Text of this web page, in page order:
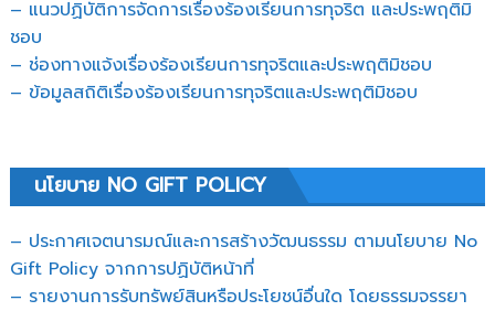
– แนวปฏิบัติการจัดการเรื่องร้องเรียนการทุจริต และประพฤติมิ
ชอบ
– ช่องทางแจ้งเรื่องร้องเรียนการทุจริตและประพฤติมิชอบ
– ข้อมูลสถิติเรื่องร้องเรียนการทุจริตและประพฤติมิชอบ
นโยบาย NO GIFT POLICY
– ประกาศเจตนารมณ์และการสร้างวัฒนธรรม ตามนโยบาย No
Gift Policy จากการปฏิบัติหน้าที่
– รายงานการรับทรัพย์สินหรือประโยชน์อื่นใด โดยธรรมจรรยา